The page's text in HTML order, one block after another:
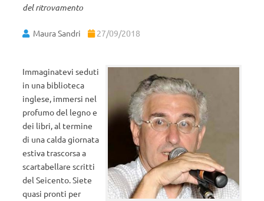
del ritrovamento
Maura Sandri 27/09/2018
Immaginatevi seduti
in una biblioteca
inglese, immersi nel
profumo del legno e
dei libri, al termine
di una calda giornata
estiva trascorsa a
scartabellare scritti
del Seicento. Siete
quasi pronti per